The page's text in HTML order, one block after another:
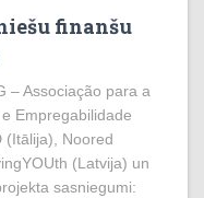
finanšu
– Associação para a
Empregabilidade
(Itālija), Noored
(Latvija) un
sasniegumi: